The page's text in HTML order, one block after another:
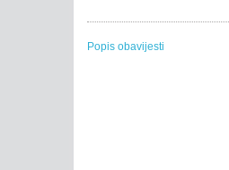
Popis obavijesti